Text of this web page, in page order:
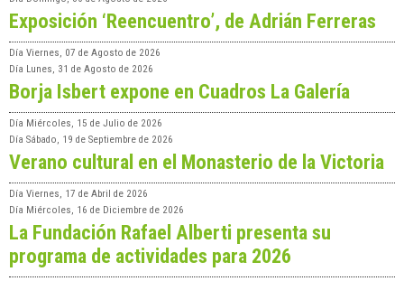
Exposición ‘Reencuentro’, de Adrián Ferreras
Día Viernes, 07 de Agosto de 2026
Día Lunes, 31 de Agosto de 2026
Borja Isbert expone en Cuadros La Galería
Día Miércoles, 15 de Julio de 2026
Día Sábado, 19 de Septiembre de 2026
Verano cultural en el Monasterio de la Victoria
Día Viernes, 17 de Abril de 2026
Día Miércoles, 16 de Diciembre de 2026
La Fundación Rafael Alberti presenta su
programa de actividades para 2026